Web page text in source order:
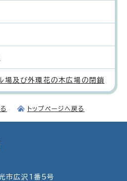
場及び外環花の木広場の閉鎖
トップページへ戻る
広沢1番5号